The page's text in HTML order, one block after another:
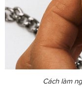
Cách làm